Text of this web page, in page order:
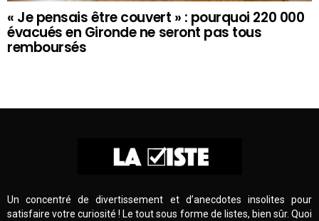
« Je pensais être couvert » : pourquoi 220 000
évacués en Gironde ne seront pas tous
remboursés
Un concentré de divertissement et d’anecdotes insolites pour
satisfaire votre curiosité ! Le tout sous forme de listes, bien sûr. Quoi